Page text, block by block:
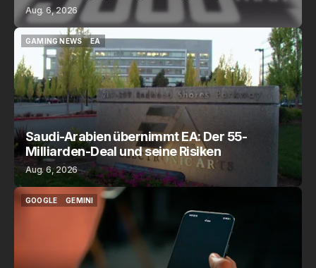
Aug. 6, 2026
GAMING NEWS
GAMING NEWS
EA
EA
Saudi-Arabien übernimmt EA: Der 55-
Milliarden-Deal und seine Risiken
Aug. 6, 2026
GOOGLE
GEMINI